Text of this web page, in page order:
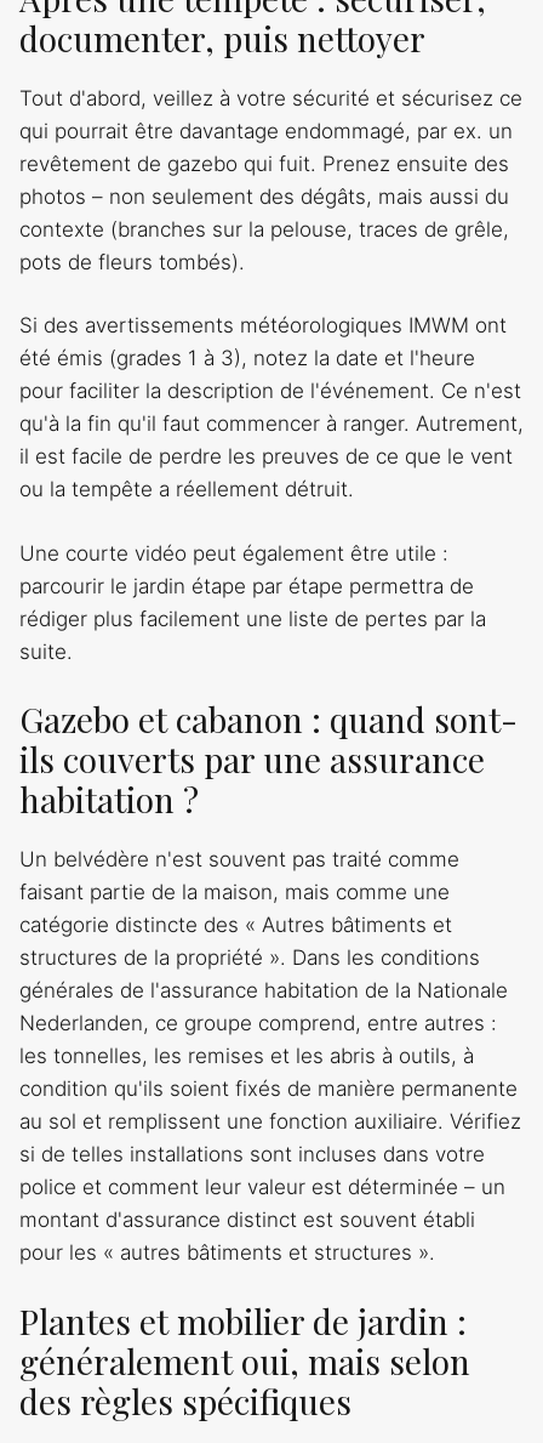
documenter, puis nettoyer
Tout d'abord, veillez à votre sécurité et sécurisez ce
qui pourrait être davantage endommagé, par ex. un
revêtement de gazebo qui fuit. Prenez ensuite des
photos – non seulement des dégâts, mais aussi du
contexte (branches sur la pelouse, traces de grêle,
pots de fleurs tombés).
Si des avertissements météorologiques IMWM ont
été émis (grades 1 à 3), notez la date et l'heure
pour faciliter la description de l'événement. Ce n'est
qu'à la fin qu'il faut commencer à ranger. Autrement,
il est facile de perdre les preuves de ce que le vent
ou la tempête a réellement détruit.
Une courte vidéo peut également être utile :
parcourir le jardin étape par étape permettra de
rédiger plus facilement une liste de pertes par la
suite.
Gazebo et cabanon : quand sont-
ils couverts par une assurance
habitation ?
Un belvédère n'est souvent pas traité comme
faisant partie de la maison, mais comme une
catégorie distincte des « Autres bâtiments et
structures de la propriété ». Dans les conditions
générales de l'assurance habitation de la Nationale
Nederlanden, ce groupe comprend, entre autres :
les tonnelles, les remises et les abris à outils, à
condition qu'ils soient fixés de manière permanente
au sol et remplissent une fonction auxiliaire. Vérifiez
si de telles installations sont incluses dans votre
police et comment leur valeur est déterminée – un
montant d'assurance distinct est souvent établi
pour les « autres bâtiments et structures ».
Plantes et mobilier de jardin :
généralement oui, mais selon
des règles spécifiques